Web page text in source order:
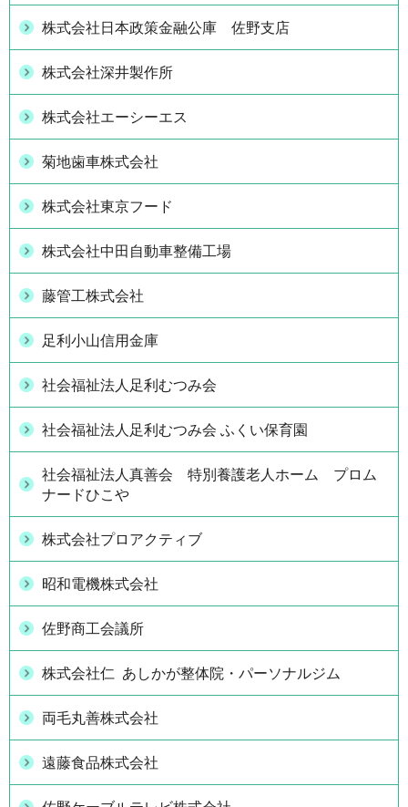
株式会社日本政策金融公庫 佐野支店
株式会社深井製作所
株式会社エーシーエス
菊地歯車株式会社
株式会社東京フード
株式会社中田自動車整備工場
藤管工株式会社
足利小山信用金庫
社会福祉法人足利むつみ会
社会福祉法人足利むつみ会 ふくい保育園
社会福祉法人真善会 特別養護老人ホーム プロム
ナードひこや
株式会社プロアクティブ
昭和電機株式会社
佐野商工会議所
株式会社仁 あしかが整体院・パーソナルジム
両毛丸善株式会社
遠藤食品株式会社